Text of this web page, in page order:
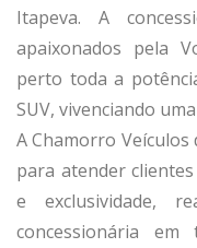
Itapeva. A
apaixonados pela
perto toda a
SUV, vivenciando
A Chamorro
para atender
e exclusividade,
concessionária